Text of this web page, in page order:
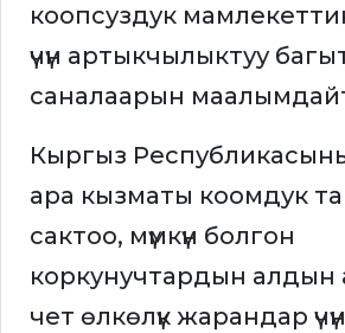
коопсуздук
үчүн артыкчылыктуу
саналаарын
Кыргыз
ара кызматы коомдук
сактоо, мүмкүн болгон
коркунучтардын алдын
чет өлкөлүк жарандар